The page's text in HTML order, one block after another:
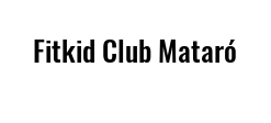
Fitkid Club Mataró